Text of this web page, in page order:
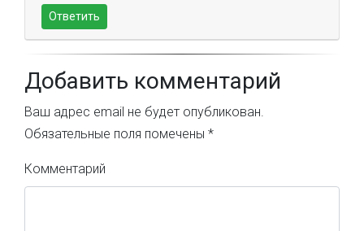
Ответить
Добавить комментарий
Ваш адрес email не будет опубликован.
Обязательные поля помечены *
Комментарий